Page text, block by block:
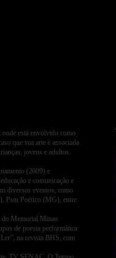
onde está envolvido como
que sua arte é associada
jovens e adultos.
(2009) e
e comunicação e
diversos eventos, como
Psiu Poético (MG), entre
do Memorial Minas
de poesia performática
na revista BHS, com